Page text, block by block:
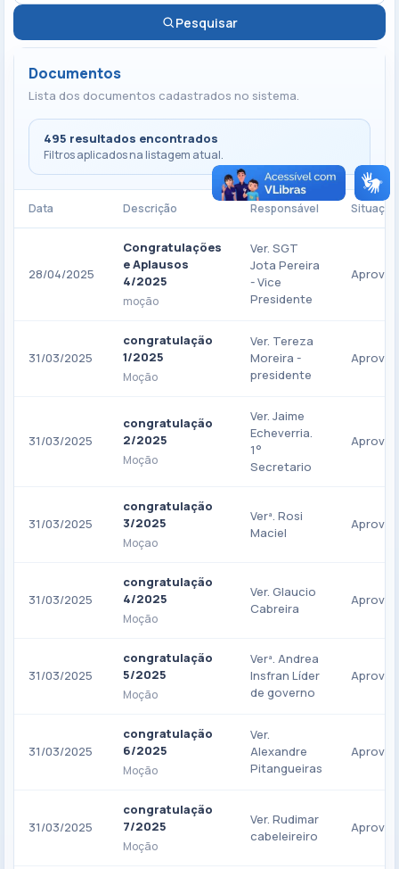
Pesquisar
Documentos
Lista dos documentos cadastrados no sistema.
495 resultados encontrados
Filtros aplicados na listagem atual.
Data Descrição Responsável Situação
28/04/2025
Congratulações
e Aplausos
4/2025
moção
Ver. SGT
Jota Pereira
- Vice
Presidente
31/03/2025
congratulação
1/2025
Moção
Ver. Tereza
Moreira -
presidente
31/03/2025
congratulação
2/2025
Moção
Ver. Jaime
Echeverria.
1°
Secretario
31/03/2025
congratulação
3/2025
Moçao
Verª. Rosi
Maciel
31/03/2025
congratulação
4/2025
Moção
Ver. Glaucio
Cabreira
31/03/2025
congratulação
5/2025
Moção
Verª. Andrea
Insfran Líder
de governo
31/03/2025
congratulação
6/2025
Moção
Ver.
Alexandre
Pitangueiras
31/03/2025
congratulação
7/2025
Moção
Ver. Rudimar
cabeleireiro